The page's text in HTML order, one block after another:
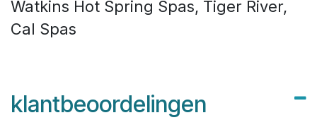
Watkins Hot Spring Spas, Tiger River,
Cal Spas
klantbeoordelingen